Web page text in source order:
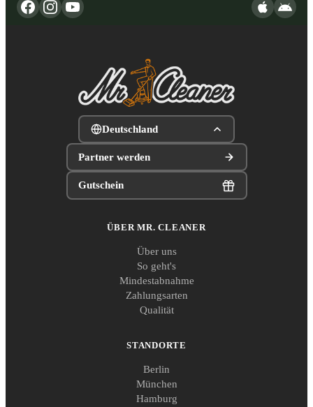
Deutschland
Partner werden
Gutschein
ÜBER MR. CLEANER
Über uns
So geht's
Mindestabnahme
Zahlungsarten
Qualität
STANDORTE
Berlin
München
Hamburg